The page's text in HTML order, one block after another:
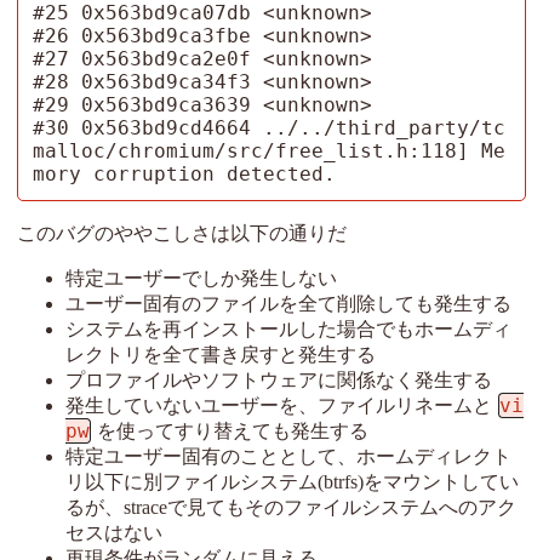
#25 0x563bd9ca07db <unknown>
#26 0x563bd9ca3fbe <unknown>
#27 0x563bd9ca2e0f <unknown>
#28 0x563bd9ca34f3 <unknown>
#29 0x563bd9ca3639 <unknown>
#30 0x563bd9cd4664 ../../third_party/tc
malloc/chromium/src/free_list.h:118] Me
mory corruption detected.
このバグのややこしさは以下の通りだ
特定ユーザーでしか発生しない
ユーザー固有のファイルを全て削除しても発生する
システムを再インストールした場合でもホームディ
レクトリを全て書き戻すと発生する
プロファイルやソフトウェアに関係なく発生する
発生していないユーザーを、ファイルリネームと vi
pw を使ってすり替えても発生する
特定ユーザー固有のこととして、ホームディレクト
リ以下に別ファイルシステム(btrfs)をマウントしてい
るが、straceで見てもそのファイルシステムへのアク
セスはない